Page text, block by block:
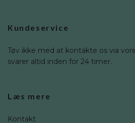
Kundeservice
Tøv ikke med at kontakte os via
svarer altid inden for 24 timer.
Læs mere
Kontakt